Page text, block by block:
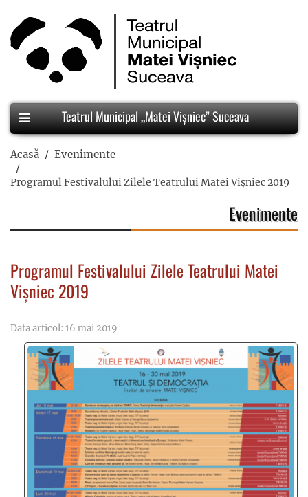
Teatrul Municipal „Matei Vișniec” Suceava
Acasă Evenimente
Programul Festivalului Zilele Teatrului Matei Vișniec 2019
Evenimente
Programul Festivalului Zilele Teatrului Matei
Vișniec 2019
Data articol: 16 mai 2019